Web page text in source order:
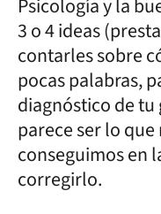
Psicología y la
3 o 4 ideas
contarles sobre
pocas palabras,
diagnóstico de tu
parece ser lo
conseguimos en
corregirlo.